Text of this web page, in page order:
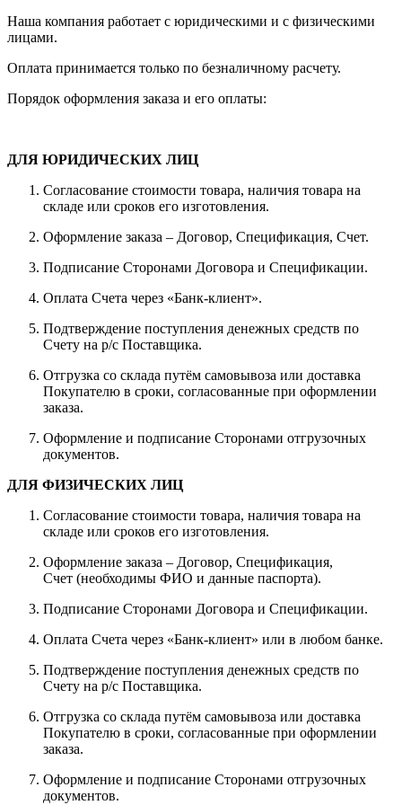
Наша компания работает с юридическими и с физическими
лицами.
Оплата принимается только по безналичному расчету.
Порядок оформления заказа и его оплаты:
ДЛЯ ЮРИДИЧЕСКИХ ЛИЦ
Согласование стоимости товара, наличия товара на
складе или сроков его изготовления.
Оформление заказа – Договор, Спецификация, Счет.
Подписание Сторонами Договора и Спецификации.
Оплата Счета через «Банк-клиент».
Подтверждение поступления денежных средств по
Счету на р/с Поставщика.
Отгрузка со склада путём самовывоза или доставка
Покупателю в сроки, согласованные при оформлении
заказа.
Оформление и подписание Сторонами отгрузочных
документов.
ДЛЯ ФИЗИЧЕСКИХ ЛИЦ
Согласование стоимости товара, наличия товара на
складе или сроков его изготовления.
Оформление заказа – Договор, Спецификация,
Счет (необходимы ФИО и данные паспорта).
Подписание Сторонами Договора и Спецификации.
Оплата Счета через «Банк-клиент» или в любом банке.
Подтверждение поступления денежных средств по
Счету на р/с Поставщика.
Отгрузка со склада путём самовывоза или доставка
Покупателю в сроки, согласованные при оформлении
заказа.
Оформление и подписание Сторонами отгрузочных
документов.